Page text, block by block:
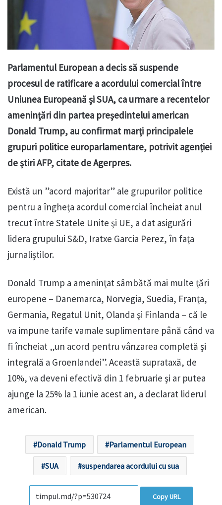
Parlamentul European a decis să suspende
procesul de ratificare a acordului comercial între
Uniunea Europeană şi SUA, ca urmare a recentelor
ameninţări din partea preşedintelui american
Donald Trump, au confirmat marţi principalele
grupuri politice europarlamentare, potrivit agenției
de știri AFP, citate de Agerpres.
Există un ”acord majoritar” ale grupurilor politice
pentru a îngheţa acordul comercial încheiat anul
trecut între Statele Unite şi UE, a dat asigurări
lidera grupului S&D, Iratxe Garcia Perez, în faţa
jurnaliştilor.
Donald Trump a ameninţat sâmbătă mai multe ţări
europene – Danemarca, Norvegia, Suedia, Franţa,
Germania, Regatul Unit, Olanda şi Finlanda – că le
va impune tarife vamale suplimentare până când va
fi încheiat „un acord pentru vânzarea completă şi
integrală a Groenlandei”. Această suprataxă, de
10%, va deveni efectivă din 1 februarie şi ar putea
ajunge la 25% la 1 iunie acest an, a declarat liderul
american.
Donald Trump Parlamentul European
SUA suspendarea acordului cu sua
Copy URL